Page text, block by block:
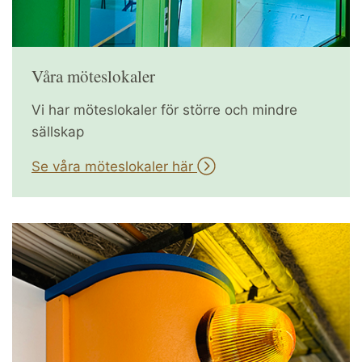
Våra möteslokaler
Vi har möteslokaler för större och mindre
sällskap
Se våra möteslokaler här